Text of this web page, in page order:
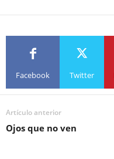
Facebook Twitter
Artículo anterior
Ojos que no ven